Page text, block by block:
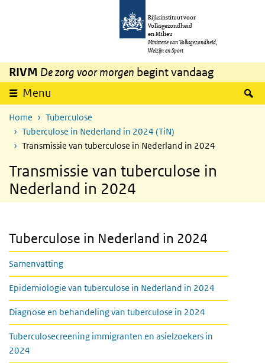
Overslaan en naar de inhoud gaan
Rijksinstituut voor
Volksgezondheid
en Milieu
Ministerie van Volksgezondheid,
Welzijn en Sport
RIVM De zorg voor morgen begint vandaag
Menu
Home
Tuberculose
Tuberculose in Nederland in 2024 (TiN)
Transmissie van tuberculose in Nederland in 2024
Transmissie van tuberculose in
Nederland in 2024
Tuberculose in Nederland in 2024
Samenvatting
Epidemiologie van tuberculose in Nederland in 2024
Diagnose en behandeling van tuberculose in 2024
Tuberculosecreening immigranten en asielzoekers in
2024